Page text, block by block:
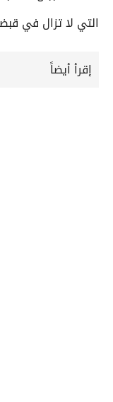
التي لا تزال في
إقرأ أيضاً